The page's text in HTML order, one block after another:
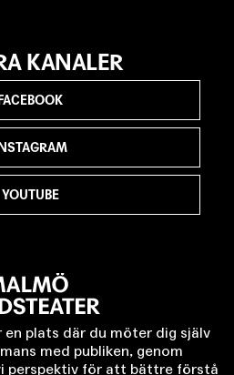
plats där du möter dig själv
med publiken, genom
perspektiv för att bättre förstå
KANALER
FACEBOOK
INSTAGRAM
YOUTUBE